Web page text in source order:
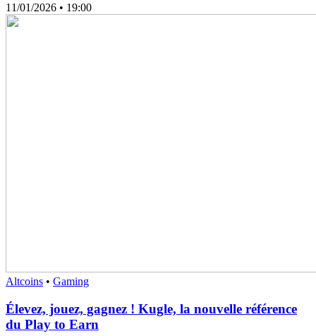
11/01/2026 • 19:00
Altcoins • Gaming
Élevez, jouez, gagnez ! Kugle, la nouvelle référence
du Play to Earn